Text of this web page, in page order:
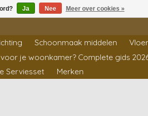
Schoonmaak middelen
je woonkamer? Complete gids
Serviesset
Merken
Ja Nee Meer over cookies »